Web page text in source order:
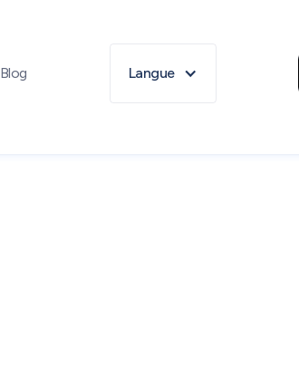
Blog Langue